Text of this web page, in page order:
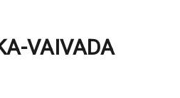
VAIVADA